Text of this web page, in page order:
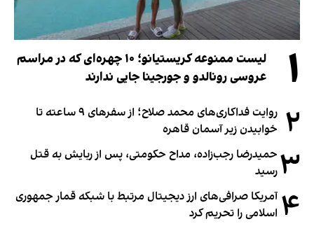
۱
لیست ممنوعه کریستیانو؛ ۱۰ چهره‌ای که در مراسم
عروسی رونالدو و جورجینا جایی ندارند
۲
روایت فداکاری‌های محمد صلاح؛ از سفرهای ۹ ساعته تا
خوابیدن زیر آسمان قاهره
۳ حمیدرضا رجب‌زاده، مداح حکومتی، پس از ربایش به قتل
رسید
۴ آمریکا صرافی‌های ارز دیجیتال مرتبط با شبکه قمار جمهوری
اسلامی را تحریم کرد